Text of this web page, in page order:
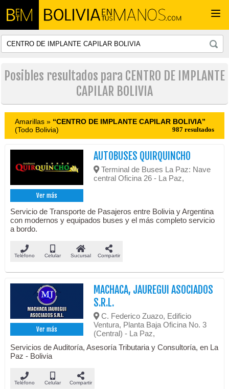
Posibles resultados para CENTRO DE IMPLANTE
CAPILAR BOLIVIA
Amarillas » “CENTRO DE IMPLANTE CAPILAR BOLIVIA”
(Todo Bolivia)
987 resultados
Ver más
AUTOBUSES QUIRQUINCHO
Terminal de Buses La Paz: Nave
central Oficina 26 - La Paz,
Servicio de Transporte de Pasajeros entre Bolivia y Argentina
con modernos y equipados buses y el más completo servicio
a bordo.
Teléfono Celular Sucursal Compartir
Ver más
MACHACA, JAUREGUI ASOCIADOS
S.R.L.
C. Federico Zuazo, Edificio
Ventura, Planta Baja Oficina No. 3
(Central) - La Paz,
Servicios de Auditoría, Asesoría Tributaria y Consultoría, en La
Paz - Bolivia
Teléfono Celular Compartir